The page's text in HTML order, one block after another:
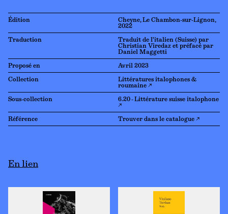
Édition
Cheyne, Le Chambon-sur-Lignon,
2022
Traduction
Traduit de l'italien (Suisse) par
Christian Viredaz et préfacé par
Daniel Maggetti
Proposé en Avril 2023
Collection
Littératures italophones &
roumaine ↗
Sous-collection
6.20 - Littérature suisse italophone
↗
Référence Trouver dans le catalogue ↗
En lien